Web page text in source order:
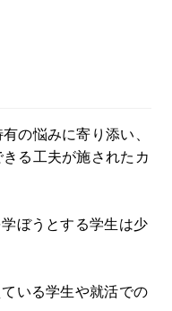
の悩みに寄り添い、
る工夫が施されたカ
ぼうとする学生は少
いる学生や就活での